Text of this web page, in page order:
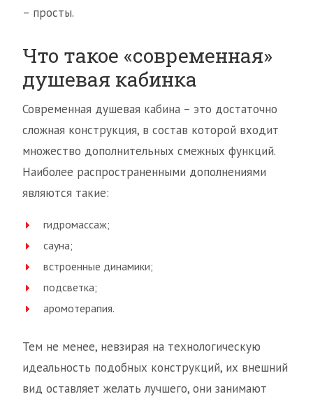
– просты.
Что такое «современная»
душевая кабинка
Современная душевая кабина – это достаточно
сложная конструкция, в состав которой входит
множество дополнительных смежных функций.
Наиболее распространенными дополнениями
являются такие:
гидромассаж;
сауна;
встроенные динамики;
подсветка;
аромотерапия.
Тем не менее, невзирая на технологическую
идеальность подобных конструкций, их внешний
вид оставляет желать лучшего, они занимают